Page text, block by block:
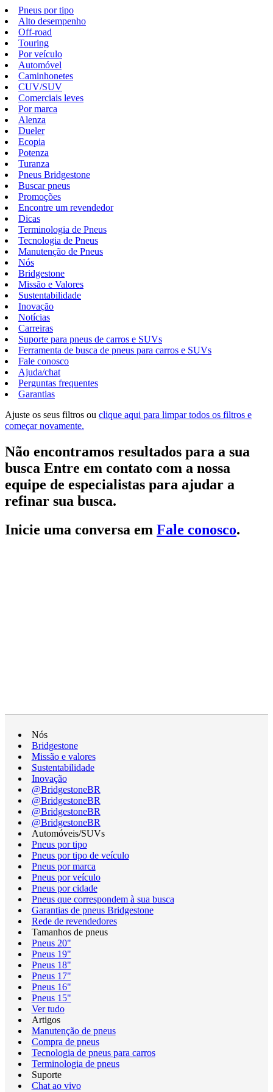
Pneus por tipo
Alto desempenho
Off-road
Touring
Por veículo
Automóvel
Caminhonetes
CUV/SUV
Comerciais leves
Por marca
Alenza
Dueler
Ecopia
Potenza
Turanza
Pneus Bridgestone
Buscar pneus
Promoções
Encontre um revendedor
Dicas
Terminologia de Pneus
Tecnologia de Pneus
Manutenção de Pneus
Nós
Bridgestone
Missão e Valores
Sustentabilidade
Inovação
Notícias
Carreiras
Suporte para pneus de carros e SUVs
Ferramenta de busca de pneus para carros e SUVs
Fale conosco
Ajuda/chat
Perguntas frequentes
Garantias
Ajuste os seus filtros ou clique aqui para limpar todos os filtros e
começar novamente.
Não encontramos resultados para a sua
busca Entre em contato com a nossa
equipe de especialistas para ajudar a
refinar sua busca.
Inicie uma conversa em Fale conosco.
Nós
Bridgestone
Missão e valores
Sustentabilidade
Inovação
@BridgestoneBR
@BridgestoneBR
@BridgestoneBR
@BridgestoneBR
Automóveis/SUVs
Pneus por tipo
Pneus por tipo de veículo
Pneus por marca
Pneus por veículo
Pneus por cidade
Pneus que correspondem à sua busca
Garantias de pneus Bridgestone
Rede de revendedores
Tamanhos de pneus
Pneus 20"
Pneus 19"
Pneus 18"
Pneus 17"
Pneus 16"
Pneus 15"
Ver tudo
Artigos
Manutenção de pneus
Compra de pneus
Tecnologia de pneus para carros
Terminologia de pneus
Suporte
Chat ao vivo